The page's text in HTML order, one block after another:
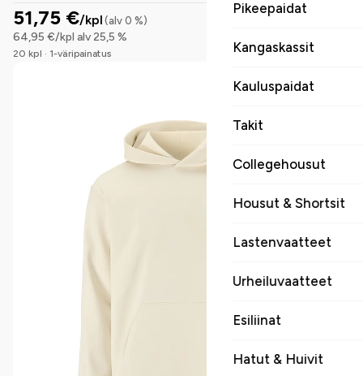
Pikeepaidat
Kangaskassit
Kauluspaidat
Takit
Collegehousut
Housut & Shortsit
Lastenvaatteet
Urheiluvaatteet
Esiliinat
Hatut & Huivit
51,75 €/kpl (alv 0 %)
64,95 €/kpl alv 25,5 %
20 kpl · 1-väripainatus